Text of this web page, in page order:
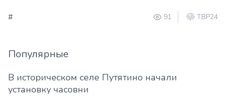
# 91 ТВР24
Популярные
В историческом селе Путятино начали
установку часовни